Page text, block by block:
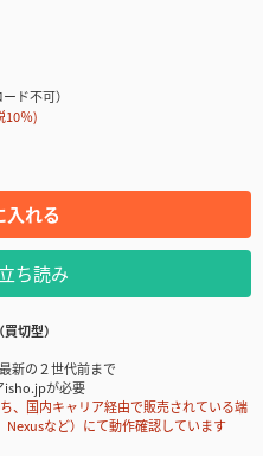
ド不可）
10％)
入れる
ち読み
切型）
新の２世代前まで
isho.jpが必要
国内キャリア経由で販売されている端
Nexusなど）にて動作確認しています